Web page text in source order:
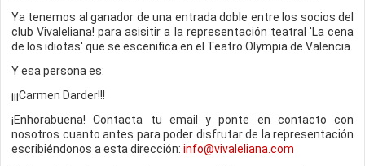
Ya tenemos al ganador de una entrada doble entre los socios del
club Vivaleliana! para asisitir a la representación teatral 'La cena
de los idiotas' que se escenifica en el Teatro Olympia de Valencia.
Y esa persona es:
¡¡¡Carmen Darder!!!
¡Enhorabuena! Contacta tu email y ponte en contacto con
nosotros cuanto antes para poder disfrutar de la representación
escribiéndonos a esta dirección: info@vivaleliana.com